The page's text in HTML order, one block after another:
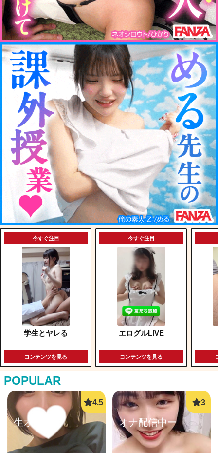
今すぐ注目
学生とヤレる
コンテンツを見る
今すぐ注目
エログルLIVE
コンテンツを見る
POPULAR
生オナ配信 オナ配信中ー